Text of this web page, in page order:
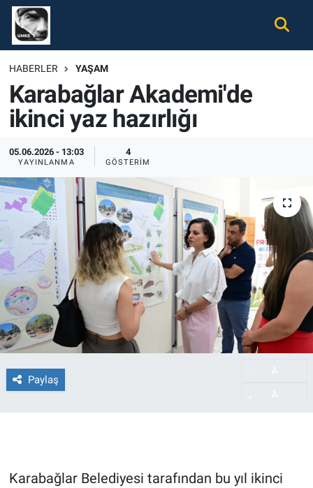
HABERLER YAŞAM
Karabağlar Akademi'de
ikinci yaz hazırlığı
05.06.2026 - 13:03
YAYINLANMA
4
GÖSTERIM
Paylaş
Karabağlar Belediyesi tarafından bu yıl ikinci
Gündem
Ekonomi
Spor
Magazin
Tüm Haberler
İletişim
Künye
Nöbetçi Eczaneler
Hava Durumu
Namaz Vakitleri
Trafik Durumu
Süper Lig Puan Durumu ve Fikstür
Tüm Manşetler
Son Dakika Haberleri
Haber Arşivi